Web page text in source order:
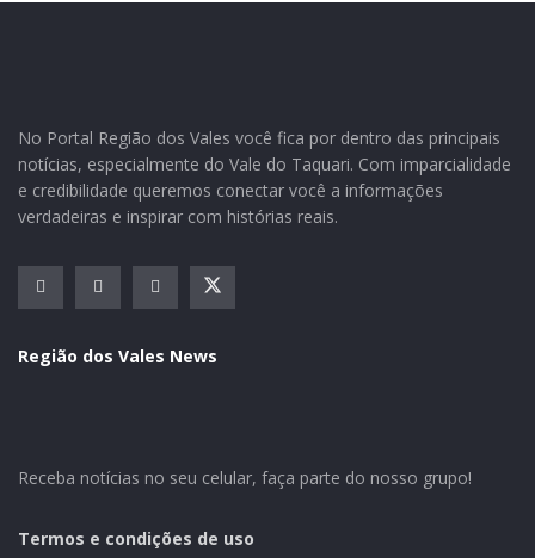
A faixa de idosos está em 60%, sendo que o maior
anos, com 211 pessoas. A Secretaria de Saúde não
dispõe neste momento de vacinas para a 1º dose. Uma
relatório da Saúde indica também que 188 pessoas já
– profissionais de Saúde: 117
– idosos 80 anos e mais: 147
No Portal Região dos Vales você fica por dentro das principais
notícias, especialmente do Vale do Taquari. Com imparcialidade
e credibilidade queremos conectar você a informações
verdadeiras e inspirar com histórias reais.
Região dos Vales News
Receba notícias no seu celular, faça parte do nosso grupo!
Termos e condições de uso